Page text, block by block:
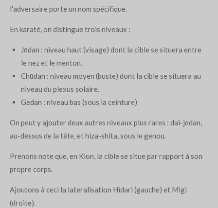
l'adversaire porte un nom spécifique.
En karaté, on distingue trois niveaux :
Jōdan : niveau haut (visage) dont la cible se situera entre
le nez et le menton.
Chūdan : niveau moyen (buste) dont la cible se situera au
niveau du plexus solaire.
Gedan : niveau bas (sous la ceinture)
On peut y ajouter deux autres niveaux plus rares : dai-jōdan,
au-dessus de la tête, ethiza-shita, sous le genou.
Prenons note que, en Kion, la cible se situe par rapport à son
propre corps.
Ajoutons à ceci la lateralisation Hidari (gauche) et Migi
(droite).